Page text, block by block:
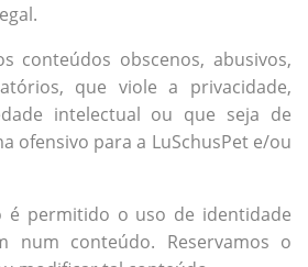
conteúdos obscenos, abusivos,
que viole a privacidade,
intelectual ou que seja de
ofensivo para a LuSchusPet e/ou
é permitido o uso de identidade
num conteúdo. Reservamos o